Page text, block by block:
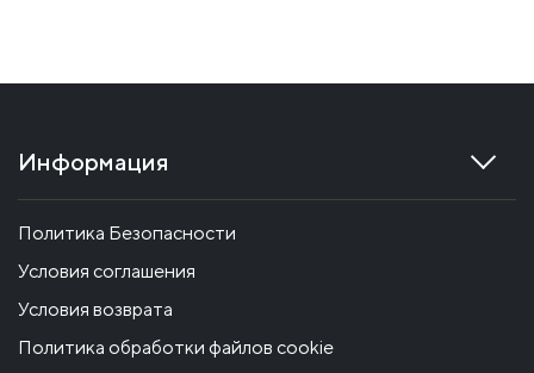
Информация
Политика Безопасности
Условия соглашения
Условия возврата
Политика обработки файлов cookie